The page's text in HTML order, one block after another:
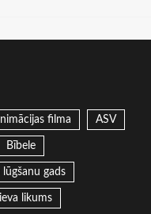
filma ASV
Bībele
lūgšanu gads
likums